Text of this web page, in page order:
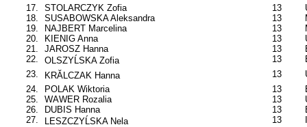
17.
STOLARCZYK Zofia 13
18.
SUSABOWSKA Aleksandra 13
19.
NAJBERT Marcelina 13
20.
KIENIG Anna 13
21.
JAROSZ Hanna 13
22.
OLSZYĹSKA Zofia 13
23.
KRĂLCZAK Hanna 13
24.
POLAK Wiktoria 13
25.
WAWER Rozalia 13
26.
DUBIS Hanna 13
27.
LESZCZYĹSKA Nela 13